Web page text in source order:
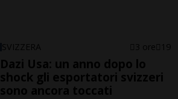
SVIZZERA 3 ore 19
Dazi Usa: un anno dopo lo
shock gli esportatori svizzeri
sono ancora toccati